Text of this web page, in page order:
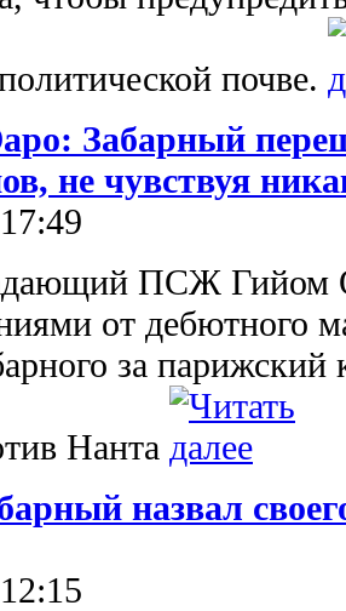
почве.
Забарный
не чувствуя
ПСЖ Гийом
от дебютного
за парижский
Нанта
назвал